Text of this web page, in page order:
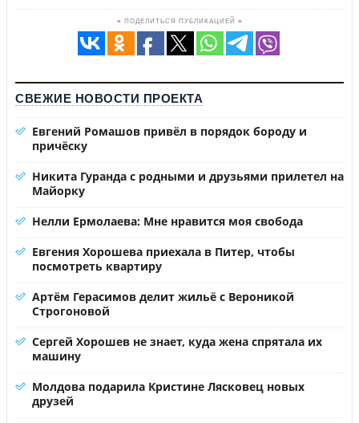
≡ ПОДЕЛИТЬСЯ ПУБЛИКАЦИЕЙ ≡
СВЕЖИЕ НОВОСТИ ПРОЕКТА
Евгений Ромашов привёл в порядок бороду и
причёску
Никита Гуранда с родными и друзьями прилетел на
Майорку
Нелли Ермолаева: Мне нравится моя свобода
Евгения Хорошева приехала в Питер, чтобы
посмотреть квартиру
Артём Герасимов делит жильё с Вероникой
Строгоновой
Сергей Хорошев не знает, куда жена спрятала их
машину
Молдова подарила Кристине Лясковец новых
друзей